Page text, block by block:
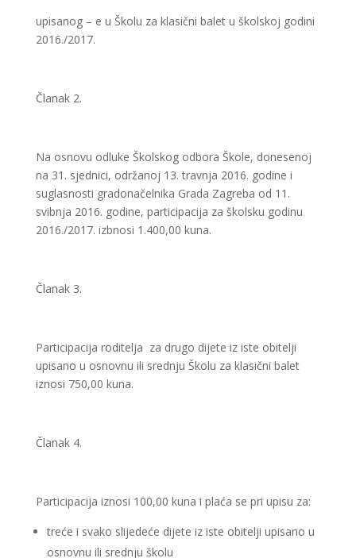
upisanog – e u Školu za klasični balet u školskoj godini
2016./2017.
Članak 2.
Na osnovu odluke Školskog odbora Škole, donesenoj
na 31. sjednici, održanoj 13. travnja 2016. godine i
suglasnosti gradonačelnika Grada Zagreba od 11.
svibnja 2016. godine, participacija za školsku godinu
2016./2017. izbnosi 1.400,00 kuna.
Članak 3.
Participacija roditelja za drugo dijete iz iste obitelji
upisano u osnovnu ili srednju Školu za klasični balet
iznosi 750,00 kuna.
Članak 4.
Participacija iznosi 100,00 kuna i plaća se pri upisu za:
treće i svako slijedeće dijete iz iste obitelji upisano u
osnovnu ili srednju školu